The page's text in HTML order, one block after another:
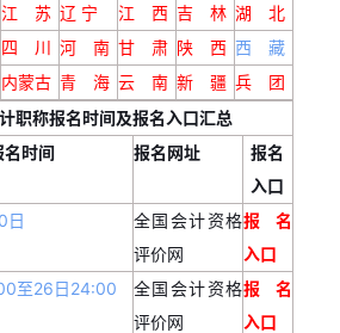
江 苏 辽 宁 江 西 吉 林 湖 北
四 川 河 南 甘 肃 陕 西 西 藏
内蒙古 青 海 云 南 新 疆 兵 团
职称报名时间及报名入口汇总
时间 报名网址
报名
入口
日
全国会计资格
评价网
报名
入口
至26日24:00
全国会计资格
评价网
报名
入口